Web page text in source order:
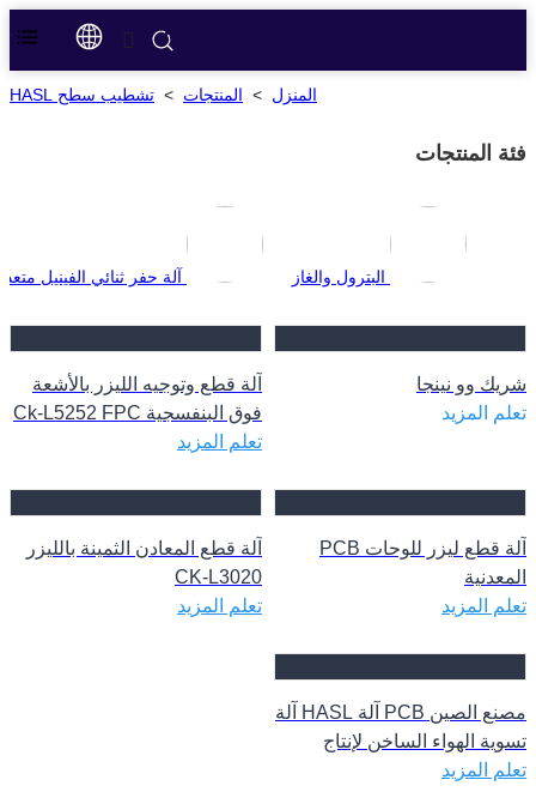
المنزل > المنتجات > تشطيب سطح HASL
فئة المنتجات
البترول والغاز آلة حفر ثنائي الفينيل
شريك وو نينجا
تعلم المزيد
آلة قطع وتوجيه الليزر بالأشعة
فوق البنفسجية Ck-L5252 FPC
تعلم المزيد
آلة قطع ليزر للوحات PCB
المعدنية
تعلم المزيد
آلة قطع المعادن الثمينة بالليزر
CK-L3020
تعلم المزيد
مصنع الصين PCB آلة HASL آلة
تسوية الهواء الساخن لإنتاج
تعلم المزيد